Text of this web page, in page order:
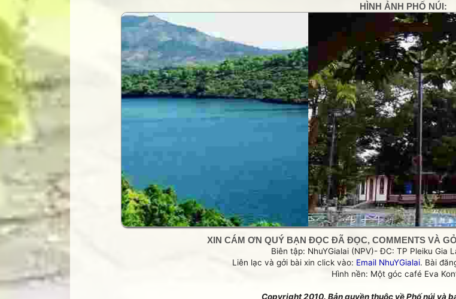
Nặc danh
Cac ban co the doc them mot chut o day:
http://nguyenvantuan.net/culture/5-culture/1474-nho-trinh-cong-son-va-ca-
Trả lời Xóa
Thêm nhận xét
Trang Phạm Duy
Trang thơ Hoàng Nguyên Chương
Trang thơ Thụy Du
Trang thơ+ Luân Hoán
Trang VHNT Thanh niên
Truyện.com
Văn chương Việt
HÌNH ẢNH PHỐ NÚI:
XIN CÁM ƠN QUÝ BẠN ĐỌC ĐÃ ĐỌC, COMMENTS VÀ
Biên tập: NhuYGialai (NPV)- ĐC: TP Pleiku Gia
Liên lạc và gởi bài xin click vào: Email NhuYGialai. Bài
Hình nền: Một góc café Eva
Copyright 2010. Bản quyền thuộc về Phố núi và